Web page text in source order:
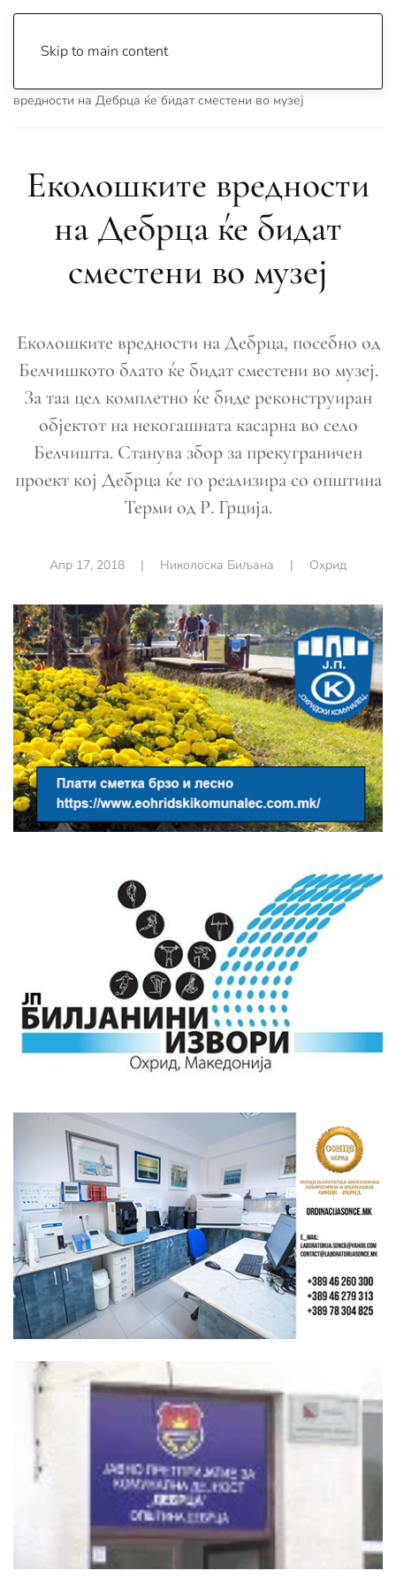
Skip to main content
вредности на Дебрца ќе бидат сместени во музеј
Еколошките вредности
на Дебрца ќе бидат
сместени во музеј
Еколошките вредности на Дебрца, посебно од
Белчишкото блато ќе бидат сместени во музеј.
За таа цел комплетно ќе биде реконструиран
објектот на некогашната касарна во село
Белчишта. Станува збор за прекуграничен
проект кој Дебрца ќе го реализира со општина
Терми од Р. Грција.
Апр 17, 2018 | Николоска Биљана | Охрид